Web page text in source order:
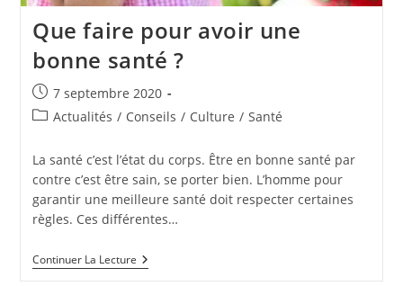
Que faire pour avoir une
bonne santé ?
Publication
publiée :
7 septembre 2020
PostActualités / Conseils / Culture / Santé
La santé c’est l’état du corps. Être en bonne santé par
contre c’est être sain, se porter bien. L’homme pour
garantir une meilleure santé doit respecter certaines
règles. Ces différentes…
Continuer La LectureQue
Faire